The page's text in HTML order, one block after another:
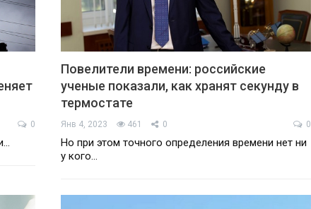
0
Повелители времени: российские
ученые показали, как хранят секунду в
термостате
Янв 4, 2023 461 0 0
Но при этом точного определения времени нет ни
у кого…